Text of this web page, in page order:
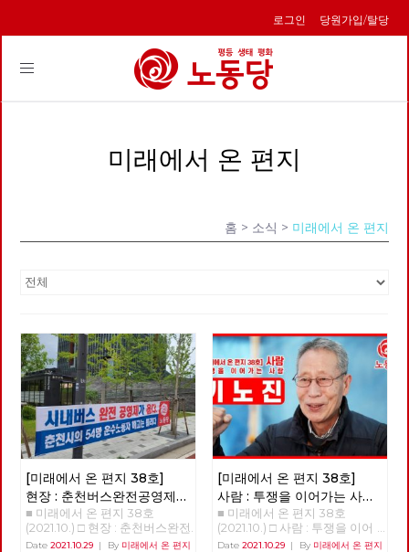
로그인 당원가입/탈당
Toggle
미래에서 온 편지
홈 > 소식 > 미래에서 온 편지
[미래에서 온 편지 38호]
현장 : 춘천버스완전공영제를
향한 여정과 과제
■ 미래에서 온 편지 38호
(2021.10.) □ 현장 : 춘천버스완전
공영제를 향한 여정과 과제 춘천
Date 2021.10.29 | By 미래에서 온 편지
[미래에서 온 편지 38호]
사람 : 투쟁을 이어가는 사람
‘기노진’
■ 미래에서 온 편지 38호
(2021.10.) □ 사람 : 투쟁을 이어
가는 사람 - 기노진 길거리에서
Date 2021.10.29| By 미래에서 온 편지